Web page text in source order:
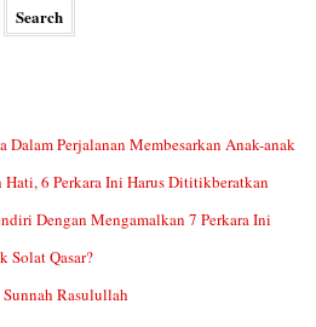
Dalam Perjalanan Membesarkan Anak-anak
Hati, 6 Perkara Ini Harus Dititikberatkan
Dengan Mengamalkan 7 Perkara Ini
Solat Qasar?
Rasulullah